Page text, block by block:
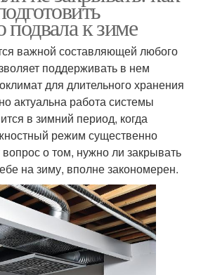
к зиме
важной составляющей любого
поддерживать в нем
для длительного хранения
актуальна работа системы
в зимний период, когда
режим существенно
о том, нужно ли закрывать
на зиму, вполне закономерен.